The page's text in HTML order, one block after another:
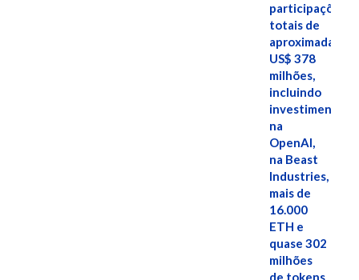
participações
totais de
US$ 378
milhões,
incluindo
investimentos
na
OpenAI,
na Beast
Industries,
mais de
16.000
ETH e
quase 302
milhões
de tokens